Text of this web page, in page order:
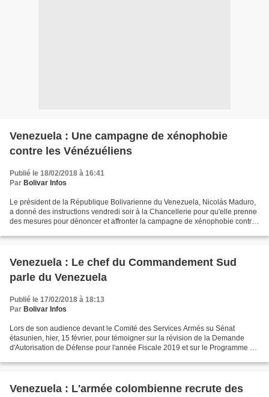
Venezuela : Une campagne de xénophobie
contre les Vénézuéliens
Publié le 18/02/2018 à 16:41
Par Bolivar Infos
Le président de la République Bolivarienne du Venezuela, Nicolás Maduro,
a donné des instructions vendredi soir à la Chancellerie pour qu'elle prenne
des mesures pour dénoncer et affronter la campagne de xénophobie contre
Venezuela : Le chef du Commandement Sud
parle du Venezuela
Publié le 17/02/2018 à 18:13
Par Bolivar Infos
Lors de son audience devant le Comité des Services Armés su Sénat
étasunien, hier, 15 février, pour témoigner sur la révision de la Demande
d'Autorisation de Défense pour l'année Fiscale 2019 et sur le Programme de
Venezuela : L'armée colombienne recrute des